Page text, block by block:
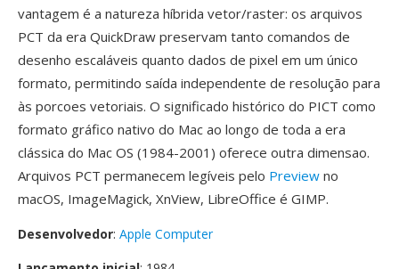
vantagem é a natureza híbrida vetor/raster: os arquivos
PCT da era QuickDraw preservam tanto comandos de
desenho escaláveis quanto dados de pixel em um único
formato, permitindo saída independente de resolução para
às porcoes vetoriais. O significado histórico do PICT como
formato gráfico nativo do Mac ao longo de toda a era
clássica do Mac OS (1984-2001) oferece outra dimensao.
Arquivos PCT permanecem legíveis pelo Preview no
macOS, ImageMagick, XnView, LibreOffice é GIMP.
Desenvolvedor: Apple Computer